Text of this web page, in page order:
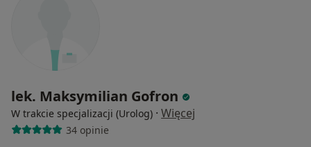
lek. Maksymilian Gofron
W trakcie specjalizacji (Urolog) · Więcej
34 opinie